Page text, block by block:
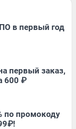
в первый год
первый заказ,
600 ₽
по промокоду